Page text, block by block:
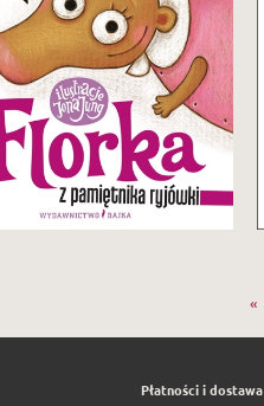
Florkę, jej rodzinę,
i sąsiadów z Ryjewa.
29,90 zł
Zobacz i kup
«
Płatności i dostawa